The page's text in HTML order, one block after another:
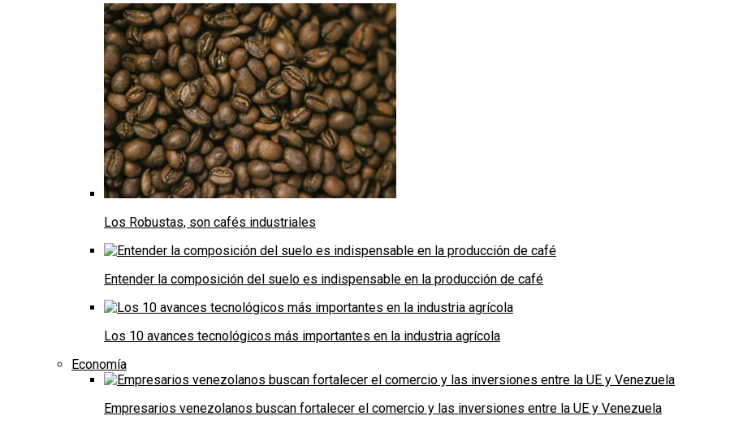
Los Robustas, son cafés industriales
Entender la composición del suelo es indispensable en la producción de café
Los 10 avances tecnológicos más importantes en la industria agrícola
Economía
Empresarios venezolanos buscan fortalecer el comercio y las inversiones entre la UE y Venezuela